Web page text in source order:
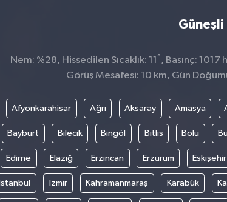
Güneşli
Nem: %28, Hissedilen Sıcaklık: 11 ° , Basınç:
Görüş Mesafesi: 10 km, Gün
Afyonkarahisar Ağrı Aksaray Amasya
Bayburt Bilecik Bingöl Bitlis Bolu
Edirne Elazığ Erzincan Erzurum Eskişehir
İstanbul İzmir Kahramanmaraş Karabük